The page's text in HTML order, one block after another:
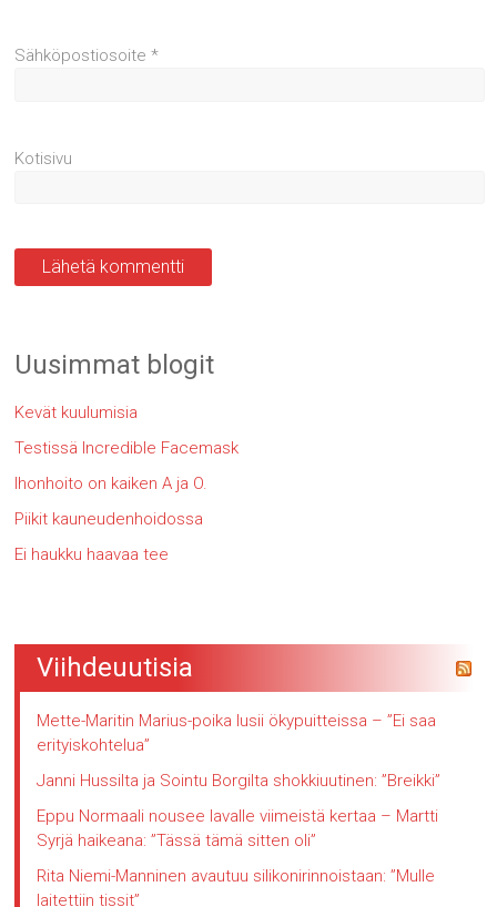
Sähköpostiosoite*
Kotisivu
Uusimmat blogit
Kevät kuulumisia
Testissä Incredible Facemask
Ihonhoito on kaiken A ja O.
Piikit kauneudenhoidossa
Ei haukku haavaa tee
Viihdeuutisia
Mette-Maritin Marius-poika lusii ökypuitteissa – ”Ei saa
erityiskohtelua”
Janni Hussilta ja Sointu Borgilta shokkiuutinen: ”Breikki”
Eppu Normaali nousee lavalle viimeistä kertaa – Martti
Syrjä haikeana: ”Tässä tämä sitten oli”
Rita Niemi-Manninen avautuu silikonirinnoistaan: ”Mulle
laitettiin tissit”